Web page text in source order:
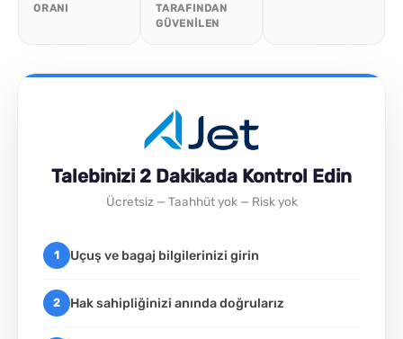
ORANI
TARAFINDAN
GÜVENILEN
Talebinizi 2 Dakikada Kontrol Edin
Ücretsiz — Taahhüt yok — Risk yok
1 Uçuş ve bagaj bilgilerinizi girin
2 Hak sahipliğinizi anında doğrularız